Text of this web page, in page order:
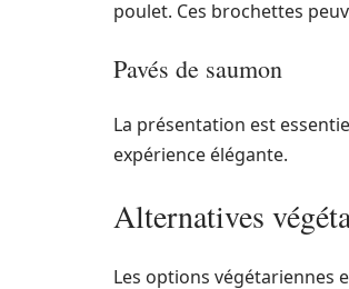
poulet. Ces brochettes
Pavés de saumon
La présentation est
expérience élégante.
Alternatives
Les options végétariennes